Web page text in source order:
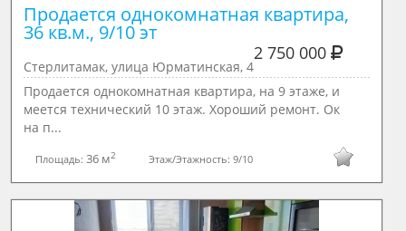
Продается однокомнатная квартира,
36 кв.м., 9/10 эт
2 750 000
Стерлитамак, улица Юрматинская, 4
Продается однокомнатная квартира, на 9 этаже, и
меется технический 10 этаж. Хороший ремонт. Ок
на п...
Площадь: 36 м2 Этаж/Этажность: 9/10